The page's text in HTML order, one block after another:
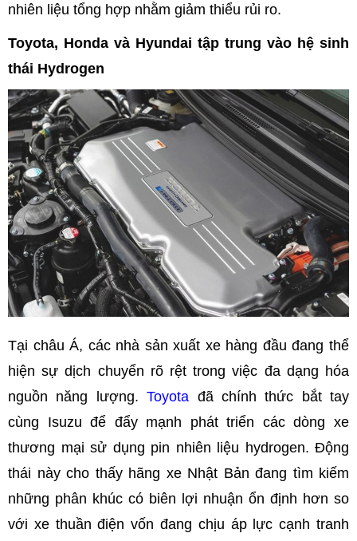
nhiên liệu tổng hợp nhằm giảm thiểu rủi ro.
Toyota, Honda và Hyundai tập trung vào hệ sinh
thái Hydrogen
Tại châu Á, các nhà sản xuất xe hàng đầu đang thể
hiện sự dịch chuyển rõ rệt trong việc đa dạng hóa
nguồn năng lượng.Toyota đã chính thức bắt tay
cùng Isuzu để đẩy mạnh phát triển các dòng xe
thương mại sử dụng pin nhiên liệu hydrogen. Động
thái này cho thấy hãng xe Nhật Bản đang tìm kiếm
những phân khúc có biên lợi nhuận ổn định hơn so
với xe thuần điện vốn đang chịu áp lực cạnh tranh